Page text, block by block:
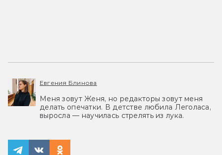
Евгения Блинова
Меня зовут Женя, но редакторы зовут меня
делать опечатки. В детстве любила Леголаса,
выросла — научилась стрелять из лука.